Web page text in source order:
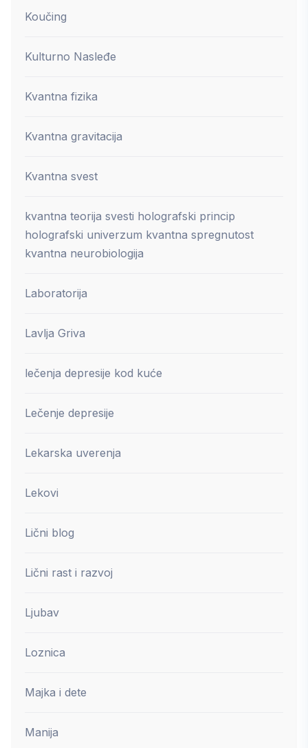
Koučing
Kulturno Nasleđe
Kvantna fizika
Kvantna gravitacija
Kvantna svest
kvantna teorija svesti holografski princip
holografski univerzum kvantna spregnutost
kvantna neurobiologija
Laboratorija
Lavlja Griva
lečenja depresije kod kuće
Lečenje depresije
Lekarska uverenja
Lekovi
Lični blog
Lični rast i razvoj
Ljubav
Loznica
Majka i dete
Manija